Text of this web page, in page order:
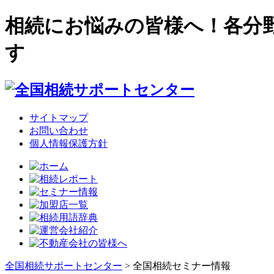
相続にお悩みの皆様へ！各分
す
サイトマップ
お問い合わせ
個人情報保護方針
全国相続サポートセンター > 全国相続セミナー情報